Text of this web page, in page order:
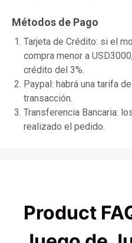
Métodos de Pago
Tarjeta de Crédito: si el
compra menor a
crédito del 3%.
Paypal: habrá una tarifa
transacción.
Transferencia Bancaria:
realizado el pedido.
Product